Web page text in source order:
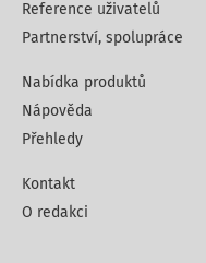
Reference uživatelů
Partnerství, spolupráce
Nabídka produktů
Nápověda
Přehledy
Kontakt
O redakci